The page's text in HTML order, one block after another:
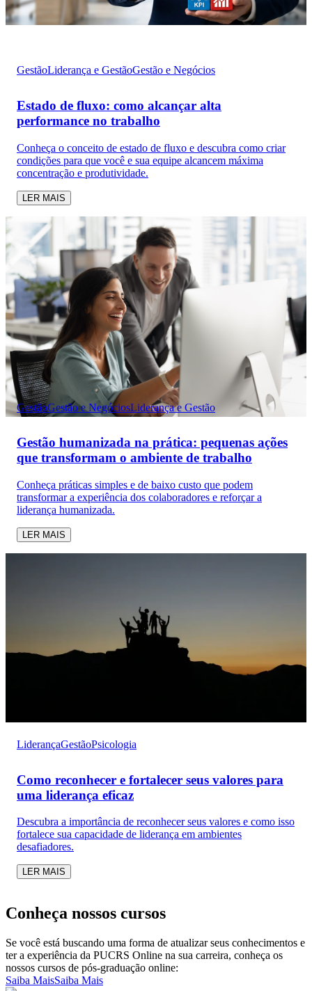
GestãoLiderança e GestãoGestão e Negócios
Estado de fluxo: como alcançar alta
performance no trabalho
Conheça o conceito de estado de fluxo e descubra como criar
condições para que você e sua equipe alcancem máxima
concentração e produtividade.
LER MAIS
GestãoGestão e NegóciosLiderança e Gestão
Gestão humanizada na prática: pequenas ações
que transformam o ambiente de trabalho
Conheça práticas simples e de baixo custo que podem
transformar a experiência dos colaboradores e reforçar a
liderança humanizada.
LER MAIS
LiderançaGestãoPsicologia
Como reconhecer e fortalecer seus valores para
uma liderança eficaz
Descubra a importância de reconhecer seus valores e como isso
fortalece sua capacidade de liderança em ambientes
desafiadores.
LER MAIS
Conheça nossos cursos
Se você está buscando uma forma de atualizar seus conhecimentos e
ter a experiência da PUCRS Online na sua carreira, conheça os
nossos cursos de pós-graduação online:
Saiba MaisSaiba Mais